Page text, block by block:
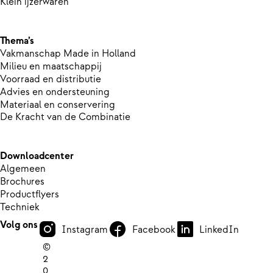
Thema’s
Vakmanschap Made in Holland
Milieu en maatschappij
Voorraad en distributie
Advies en ondersteuning
Materiaal en conservering
De Kracht van de Combinatie
Downloadcenter
Algemeen
Brochures
Productflyers
Techniek
Volg ons
Instagram Facebook
LinkedIn
©
2